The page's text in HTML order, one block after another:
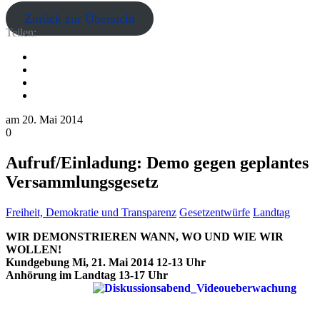
Zurück zur Übersicht
Teilen:
am 20. Mai 2014
0
Aufruf/Einladung: Demo gegen geplantes
Versammlungsgesetz
Freiheit, Demokratie und Transparenz Gesetzentwürfe Landtag
WIR DEMONSTRIEREN WANN, WO UND WIE WIR
WOLLEN!
Kundgebung Mi, 21. Mai 2014 12-13 Uhr
Anhörung im Landtag 13-17 Uhr